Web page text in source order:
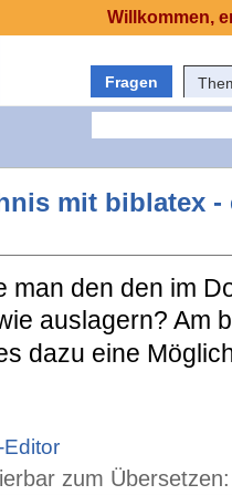
Fragen
mit biblatex
man den den im
auslagern? Am
dazu eine
zum Übersetzen:
Willkommen,